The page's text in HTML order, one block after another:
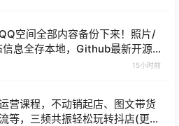
空间全部内容备份下来！照片/
息全存本地，Github最新开源
15小时前
营课程，不动销起店、图文带货
等，三频共振轻松玩转抖店(更新